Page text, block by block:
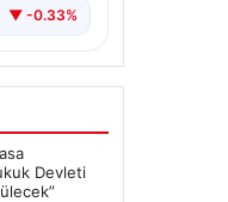
▼ -0.33%
Devleti